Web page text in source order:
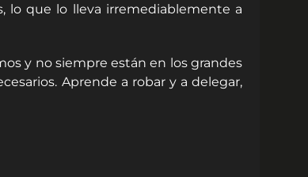
lo que lo lleva irremediablemente a
y no siempre están en los grandes
Aprende a robar y a delegar,